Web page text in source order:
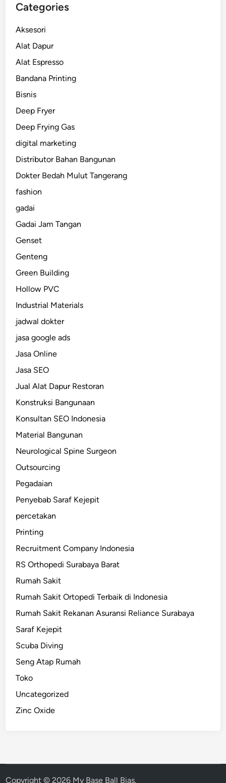
Categories
Aksesori
Alat Dapur
Alat Espresso
Bandana Printing
Bisnis
Deep Fryer
Deep Frying Gas
digital marketing
Distributor Bahan Bangunan
Dokter Bedah Mulut Tangerang
fashion
gadai
Gadai Jam Tangan
Genset
Genteng
Green Building
Hollow PVC
Industrial Materials
jadwal dokter
jasa google ads
Jasa Online
Jasa SEO
Jual Alat Dapur Restoran
Konstruksi Bangunaan
Konsultan SEO Indonesia
Material Bangunan
Neurological Spine Surgeon
Outsourcing
Pegadaian
Penyebab Saraf Kejepit
percetakan
Printing
Recruitment Company Indonesia
RS Orthopedi Surabaya Barat
Rumah Sakit
Rumah Sakit Ortopedi Terbaik di Indonesia
Rumah Sakit Rekanan Asuransi Reliance Surabaya
Saraf Kejepit
Scuba Diving
Seng Atap Rumah
Toko
Uncategorized
Zinc Oxide
Copyright © 2026 My Base Ball Bias.